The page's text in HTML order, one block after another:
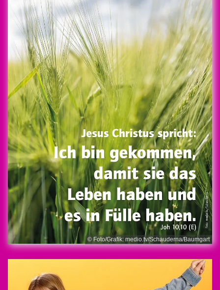
© Foto/Grafik: medio.tv/Schauderna/Baumgart